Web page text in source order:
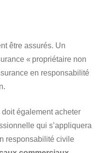
être assurés. Un
« propriétaire non
en responsabilité
également acheter
qui s’appliquera
responsabilité civile